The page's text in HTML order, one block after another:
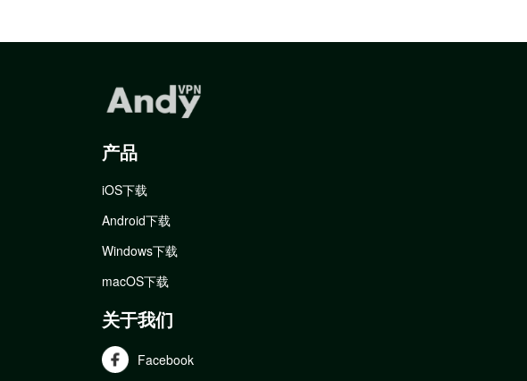
产品
iOS下载
Android下载
Windows下载
macOS下载
关于我们
Facebook